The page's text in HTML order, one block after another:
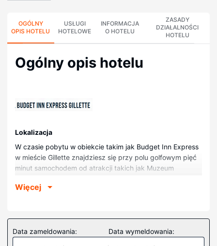
OGÓLNY
OPIS HOTELU
USŁUGI
HOTELOWE
INFORMACJA
O HOTELU
ZASADY
DZIAŁALNOŚCI
HOTELU
Ogólny opis hotelu
Lokalizacja
W czasie pobytu w obiekcie takim jak Budget Inn Express
w mieście Gillette znajdziesz się przy polu golfowym pięć
minut samochodem od atrakcji takich jak Muzeum
golfowym) znajduje się 2,1 km od atrakcji takiej jak Park
Poczuj się jak w domu w 48 pokojach, których
Więcej
Data zameldowania: Data wymeldowania: